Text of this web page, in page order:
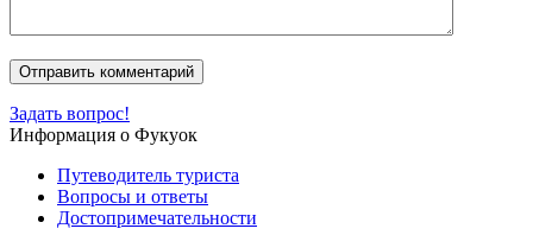
Задать вопрос!
Информация о Фукуок
Путеводитель туриста
Вопросы и ответы
Достопримечательности